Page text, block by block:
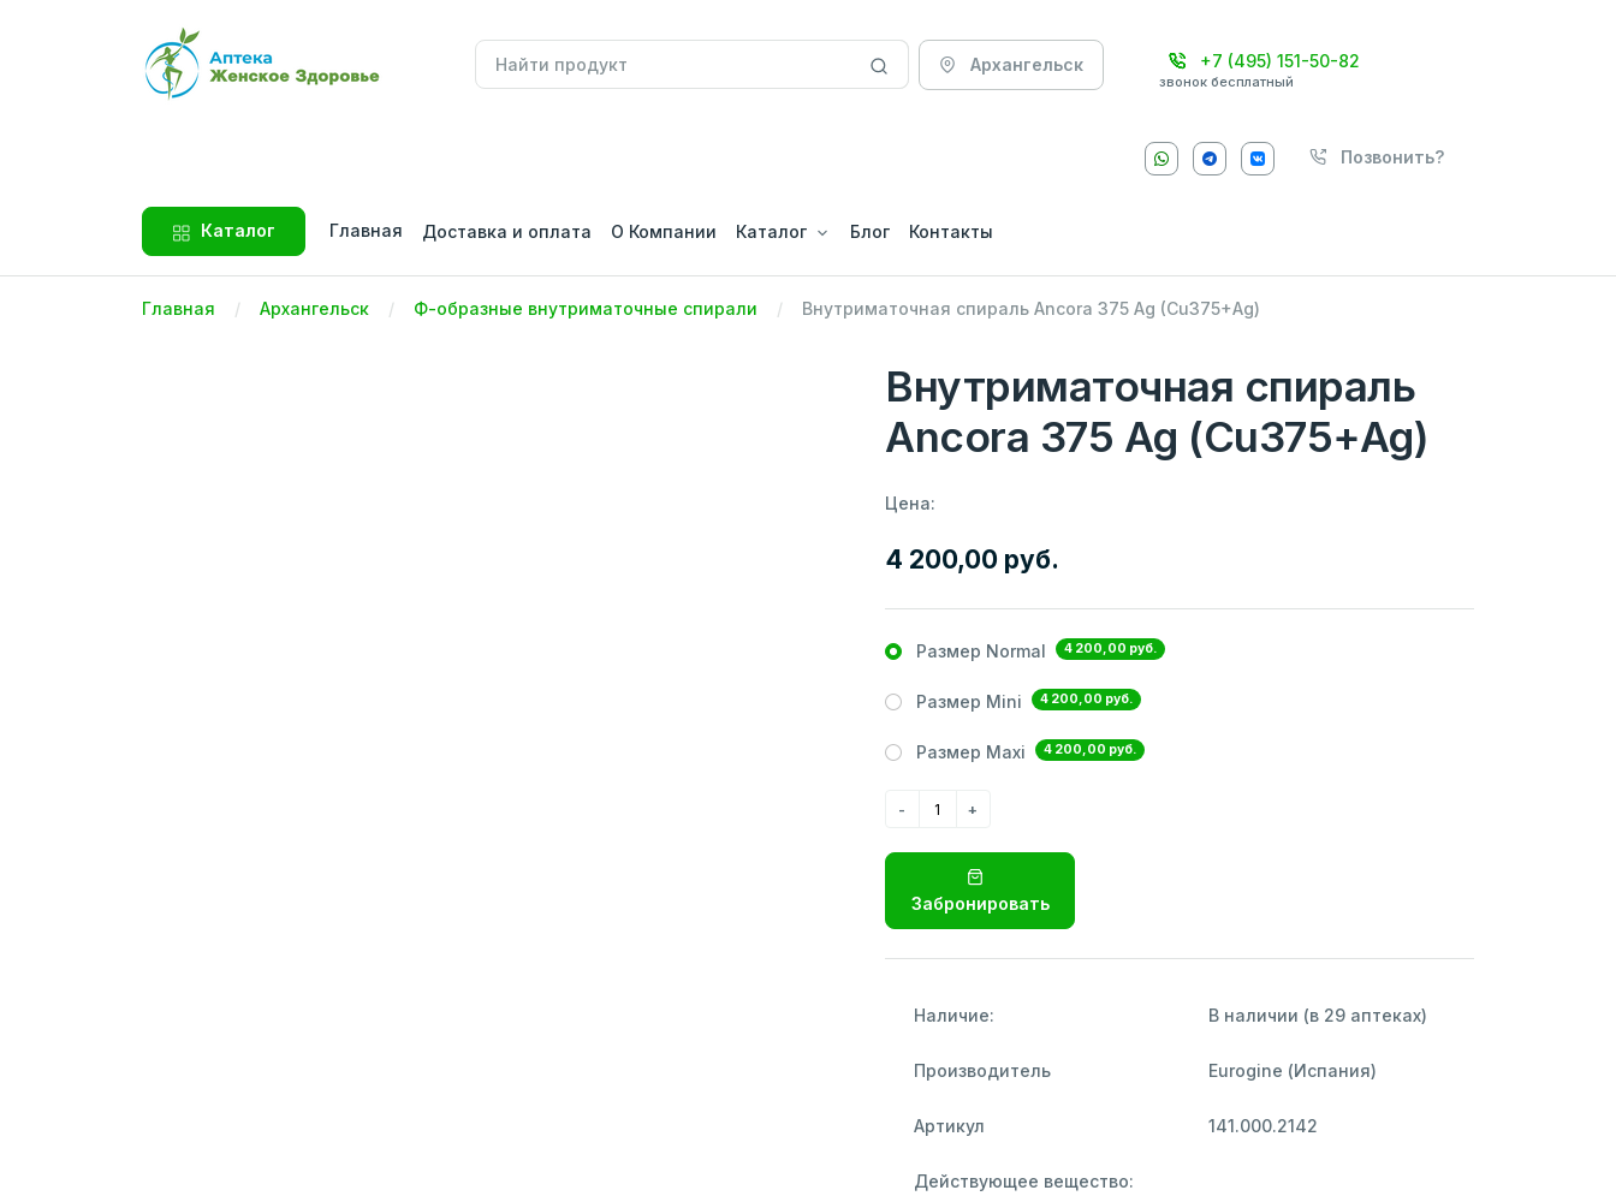
Архангельск +7 (495) 151-50-82
звонок бесплатный
Позвонить?
Каталог Главная Доставка и оплата О Компании Каталог Блог Контакты
Главная Архангельск Ф-образные внутриматочные спирали Внутриматочная спираль Ancora 375 Ag (Cu375+Ag)
Внутриматочная спираль
Ancora 375 Ag (Cu375+Ag)
Цена:
4 200,00 руб.
Размер Normal 4 200,00 руб.
Размер Mini 4 200,00 руб.
Размер Maxi 4 200,00 руб.
Забронировать
Наличие: В наличии (в 29 аптеках)
Производитель Eurogine (Испания)
Артикул 141.000.2142
Действующее вещество: